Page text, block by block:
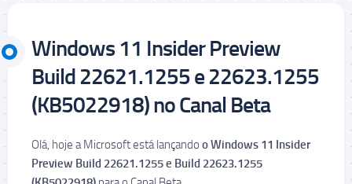
Windows 11 Insider Preview
Build 22621.1255 e 22623.1255
(KB5022918) no Canal Beta
Olá, hoje a Microsoft está lançando o Windows 11 Insider
Preview Build 22621.1255 e Build 22623.1255